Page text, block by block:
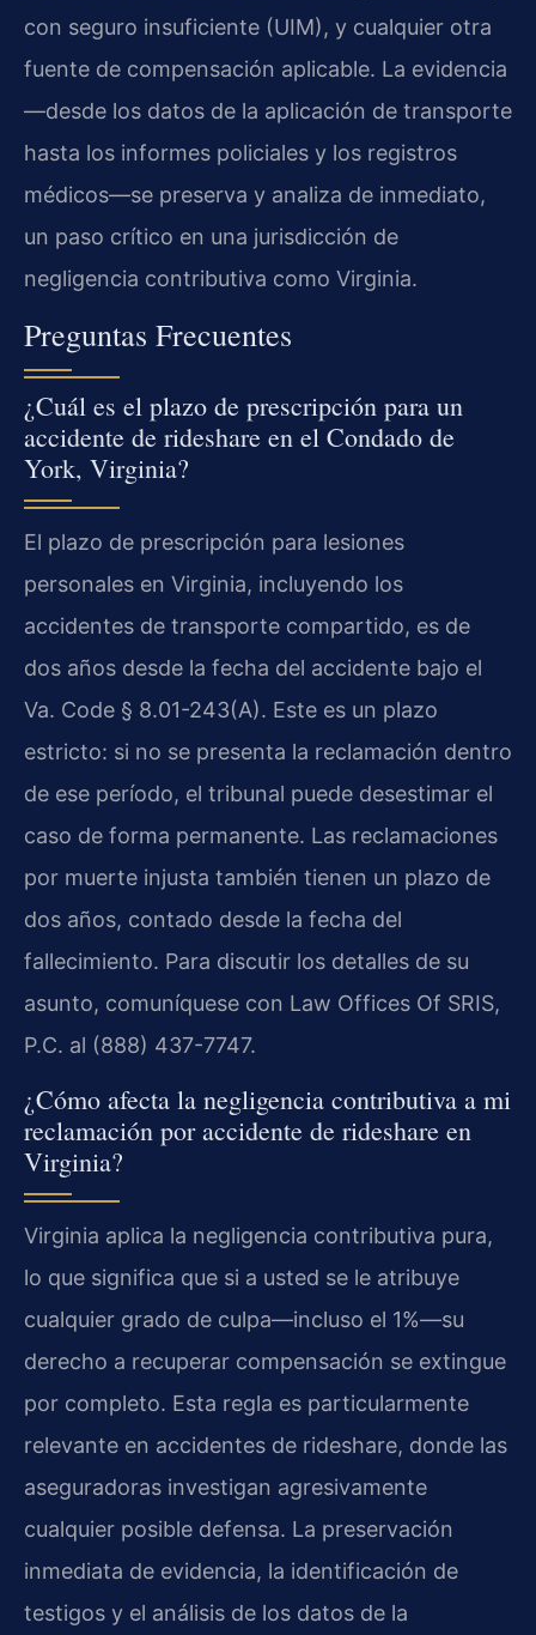
con seguro insuficiente (UIM), y cualquier otra
fuente de compensación aplicable. La evidencia
—desde los datos de la aplicación de transporte
hasta los informes policiales y los registros
médicos—se preserva y analiza de inmediato,
un paso crítico en una jurisdicción de
negligencia contributiva como Virginia.
Preguntas Frecuentes
¿Cuál es el plazo de prescripción para un
accidente de rideshare en el Condado de
York, Virginia?
El plazo de prescripción para lesiones
personales en Virginia, incluyendo los
accidentes de transporte compartido, es de
dos años desde la fecha del accidente bajo el
Va. Code § 8.01-243(A). Este es un plazo
estricto: si no se presenta la reclamación dentro
de ese período, el tribunal puede desestimar el
caso de forma permanente. Las reclamaciones
por muerte injusta también tienen un plazo de
dos años, contado desde la fecha del
fallecimiento. Para discutir los detalles de su
asunto, comuníquese con Law Offices Of SRIS,
P.C. al (888) 437-7747.
¿Cómo afecta la negligencia contributiva a mi
reclamación por accidente de rideshare en
Virginia?
Virginia aplica la negligencia contributiva pura,
lo que significa que si a usted se le atribuye
cualquier grado de culpa—incluso el 1%—su
derecho a recuperar compensación se extingue
por completo. Esta regla es particularmente
relevante en accidentes de rideshare, donde las
aseguradoras investigan agresivamente
cualquier posible defensa. La preservación
inmediata de evidencia, la identificación de
testigos y el análisis de los datos de la